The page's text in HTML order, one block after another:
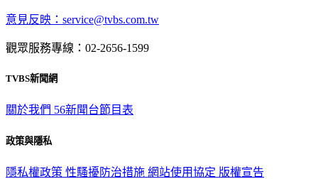
意見反映：service@tvbs.com.tw
觀眾服務專線：02-2656-1599
TVBS新聞網
關於我們 56新聞台節目表
政策與隱私
隱私權政策 性騷擾防治措施 網站使用協定 版權宣告